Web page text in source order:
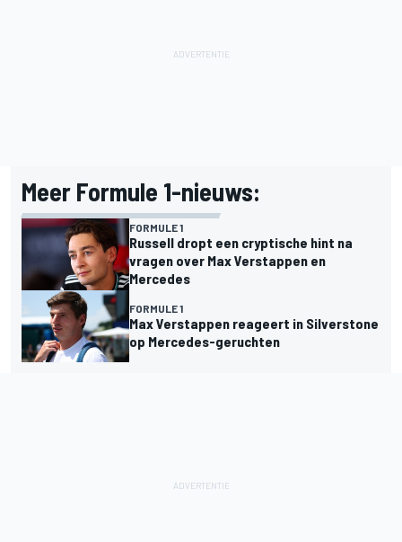
Meer Formule 1-nieuws:
FORMULE 1
Russell dropt een cryptische hint na
vragen over Max Verstappen en
Mercedes
FORMULE 1
Max Verstappen reageert in Silverstone
op Mercedes-geruchten